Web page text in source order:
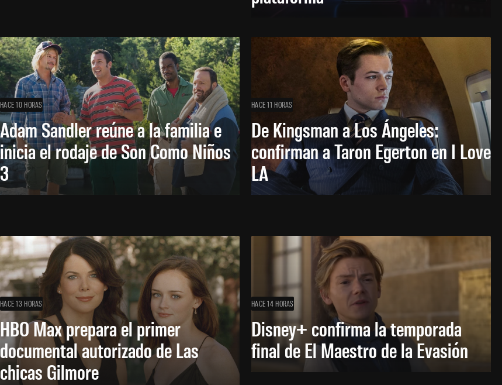
HACE 10 HORAS
Adam Sandler reúne a la familia e
inicia el rodaje de Son Como Niños
3
HACE 11 HORAS
De Kingsman a Los Ángeles:
confirman a Taron Egerton en I Love
LA
HACE 13 HORAS
HBO Max prepara el primer
documental autorizado de Las
chicas Gilmore
HACE 14 HORAS
Disney+ confirma la temporada
final de El Maestro de la Evasión